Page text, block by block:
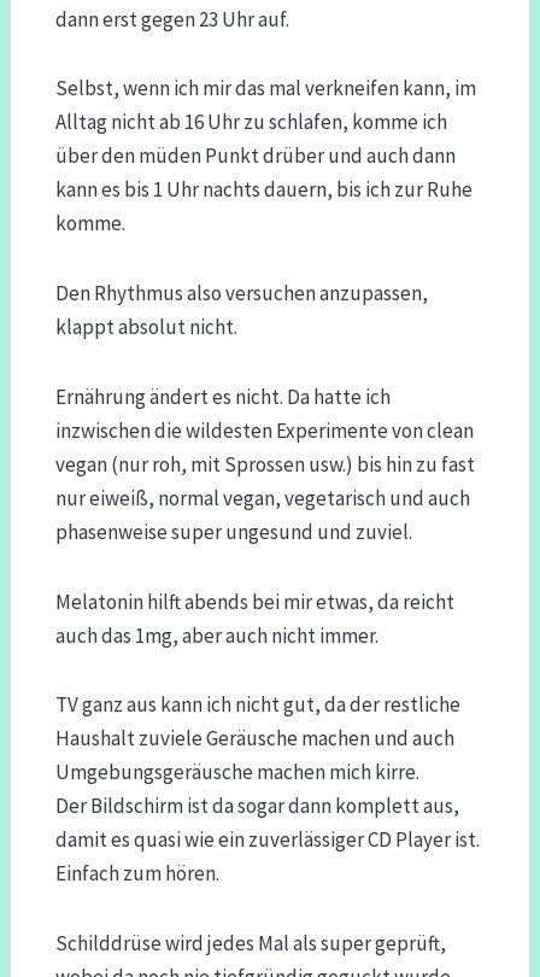
dann erst gegen 23 Uhr auf.
Selbst, wenn ich mir das mal verkneifen kann, im
Alltag nicht ab 16 Uhr zu schlafen, komme ich
über den müden Punkt drüber und auch dann
kann es bis 1 Uhr nachts dauern, bis ich zur Ruhe
komme.
Den Rhythmus also versuchen anzupassen,
klappt absolut nicht.
Ernährung ändert es nicht. Da hatte ich
inzwischen die wildesten Experimente von clean
vegan (nur roh, mit Sprossen usw.) bis hin zu fast
nur eiweiß, normal vegan, vegetarisch und auch
phasenweise super ungesund und zuviel.
Melatonin hilft abends bei mir etwas, da reicht
auch das 1mg, aber auch nicht immer.
TV ganz aus kann ich nicht gut, da der restliche
Haushalt zuviele Geräusche machen und auch
Umgebungsgeräusche machen mich kirre.
Der Bildschirm ist da sogar dann komplett aus,
damit es quasi wie ein zuverlässiger CD Player ist.
Einfach zum hören.
Schilddrüse wird jedes Mal als super geprüft,